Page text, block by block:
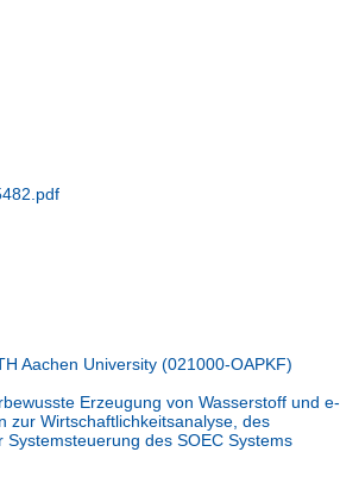
Aachen University (021000-OAPKF)
Erzeugung von Wasserstoff und e-
zur Wirtschaftlichkeitsanalyse, des
des SOEC Systems